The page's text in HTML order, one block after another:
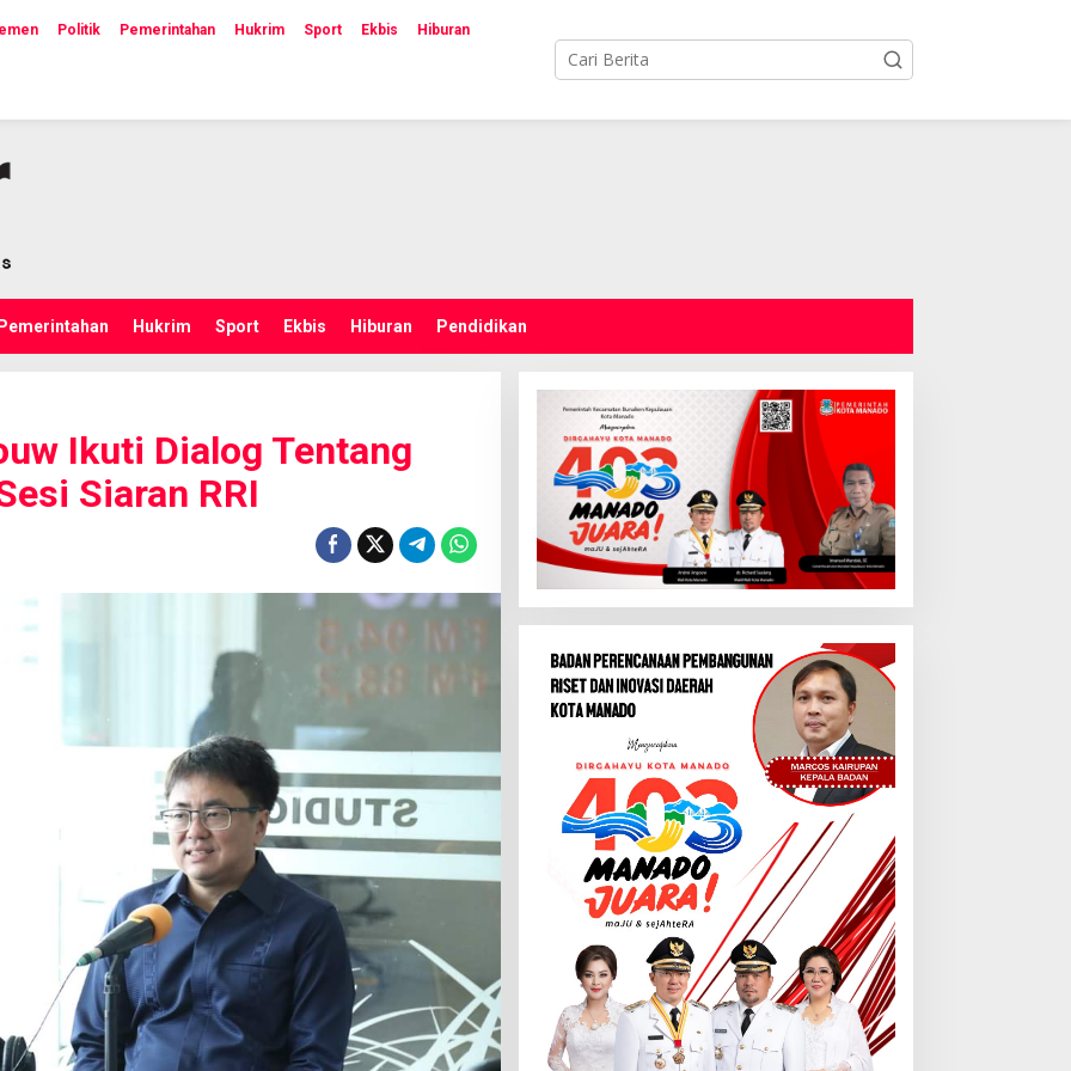
Politik Pemerintahan Hukrim Sport Ekbis Hiburan
Pemerintahan Hukrim Sport Ekbis Hiburan Pendidikan
Ikuti Dialog Tentang
Siaran RRI